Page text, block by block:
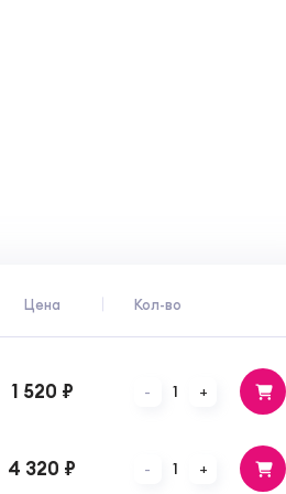
Цена Кол-во
1 520 ₽ - 1 +
4 320 ₽ - 1 +